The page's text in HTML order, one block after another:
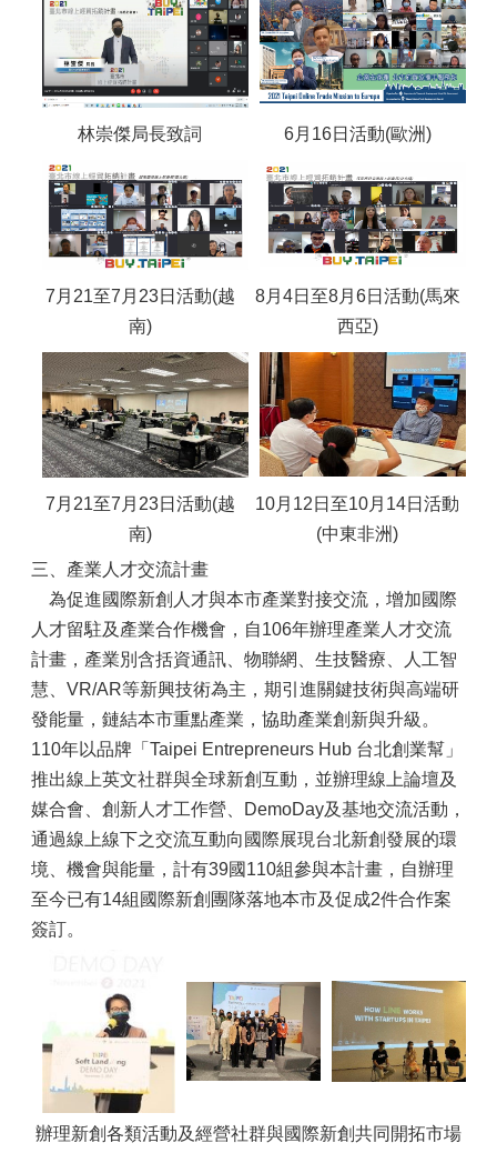
林崇傑局長致詞 6月16日活動(歐洲)
7月21至7月23日活動(越
南)
8月4日至8月6日活動(馬來
西亞)
7月21至7月23日活動(越
南)
10月12日至10月14日活動
(中東非洲)
三、產業人才交流計畫
為促進國際新創人才與本市產業對接交流，增加國際
人才留駐及產業合作機會，自106年辦理產業人才交流
計畫，產業別含括資通訊、物聯網、生技醫療、人工智
慧、VR/AR等新興技術為主，期引進關鍵技術與高端研
發能量，鏈結本市重點產業，協助產業創新與升級。
110年以品牌「Taipei Entrepreneurs Hub 台北創業幫」
推出線上英文社群與全球新創互動，並辦理線上論壇及
媒合會、創新人才工作營、DemoDay及基地交流活動，
通過線上線下之交流互動向國際展現台北新創發展的環
境、機會與能量，計有39國110組參與本計畫，自辦理
至今已有14組國際新創團隊落地本市及促成2件合作案
簽訂。
辦理新創各類活動及經營社群與國際新創共同開拓市場